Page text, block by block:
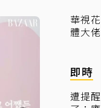
華視
體大
即時
遭提